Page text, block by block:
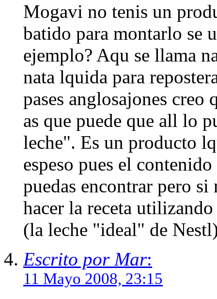
Mogavi no tenis un
batido para montarlo se
ejemplo? Aqu se llama
nata lquida para
pases anglosajones
as que puede que all lo
leche". Es un producto
espeso pues el
puedas encontrar pero si
hacer la receta
(la leche "ideal" de
Escrito por Mar:
11 Mayo 2008, 23:15